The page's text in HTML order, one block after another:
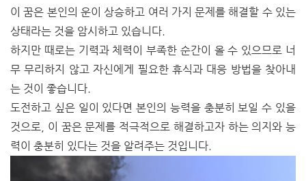
이 꿈은 본인의 운이 상승하고 여러 가지 문제를 해결할 수 있는
상태라는 것을 암시하고 있습니다.
하지만 때로는 기력과 체력이 부족한 순간이 올 수 있으므로 너
무 무리하지 않고 자신에게 필요한 휴식과 대응 방법을 찾아내
는 것이 좋습니다.
도전하고 싶은 일이 있다면 본인의 능력을 충분히 보일 수 있을
것으로, 이 꿈은 문제를 적극적으로 해결하고자 하는 의지와 능
력이 충분히 있다는 것을 알려주는 것입니다.